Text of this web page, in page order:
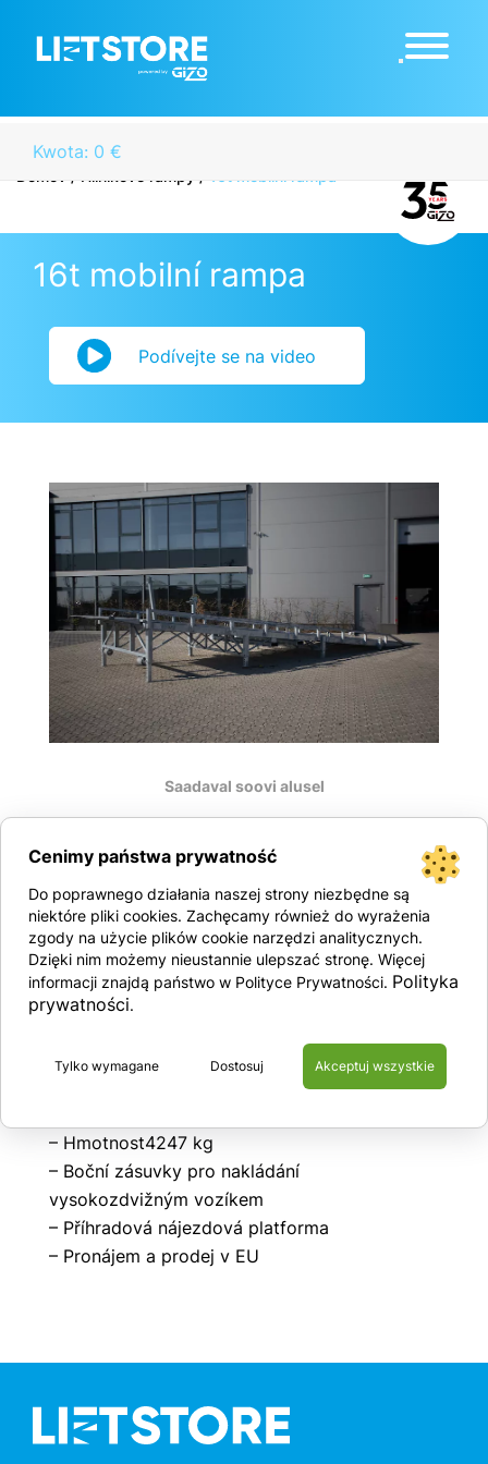
Kwota: 0 €
16t mobilní rampa
Podívejte se na video
Saadaval soovi alusel
Kontaktujte nás
Technické specifikace:
– Délka 10,68m, šířka 2,55m
– Přípustný tlak na jedno kolo 4400 kg
– Nastavitelná výška nakládání 90-120 cm
– Hmotnost4247 kg
– Boční zásuvky pro nakládání
vysokozdvižným vozíkem
– Příhradová nájezdová platforma
– Pronájem a prodej v EU
Cenimy państwa prywatność
Do poprawnego działania naszej strony niezbędne są
niektóre pliki cookies. Zachęcamy również do wyrażenia
zgody na użycie plików cookie narzędzi analitycznych.
Dzięki nim możemy nieustannie ulepszać stronę. Więcej
informacji znajdą państwo w Polityce Prywatności. Polityka
prywatności.
Dostosuj
Tylko wymagane Akceptuj wszystkie